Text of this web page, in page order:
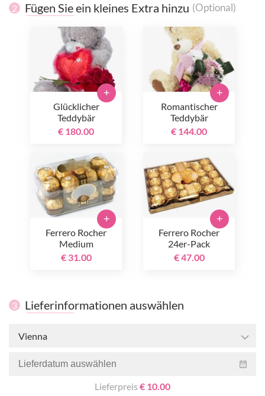
2 Fügen Sie ein kleines Extra hinzu (Optional)
Glücklicher
Teddybär
€ 180.00
+
Romantischer
Teddybär
€ 144.00
+
Ferrero Rocher
Medium
€ 31.00
+
Ferrero Rocher
24er-Pack
€ 47.00
+
3 Lieferinformationen auswählen
Vienna
Lieferpreis € 10.00